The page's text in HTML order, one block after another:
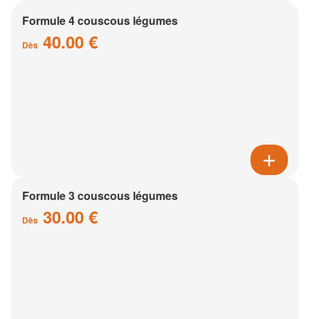
Formule 4 couscous légumes
Dès 40.00 €
Formule 3 couscous légumes
Dès 30.00 €